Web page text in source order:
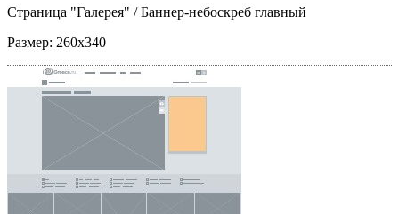
Страница "Галерея" / Баннер-небоскреб главный
Размер: 260x340